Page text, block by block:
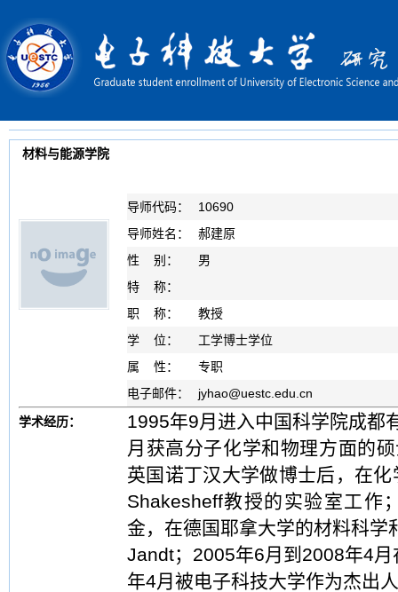
材料与能源学院
导师代码：
10690
导师姓名：
郝建原
性 别：
男
特 称：
职 称：
教授
学 位：
工学博士学位
属 性：
专职
电子邮件：
jyhao@uestc.edu.cn
学术经历：
1995年9月进入中国科学院成都
月获高分子化学和物理方面的
英国诺丁汉大学做博士后，在
Shakesheff教授的实验室工作
金，在德国耶拿大学的材料科
Jandt；2005年6月到2008年4
年4月被电子科技大学作为杰出